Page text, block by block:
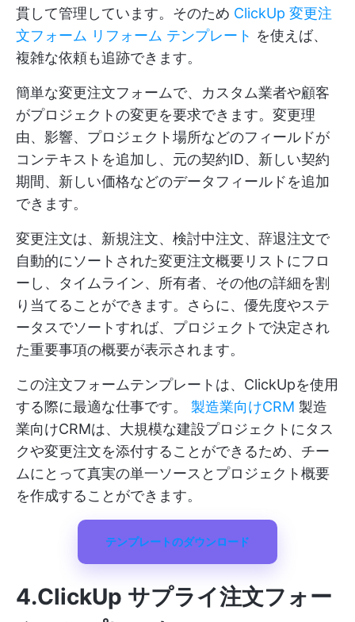
貫して管理しています。そのため ClickUp 変更注
文フォーム リフォーム テンプレート を使えば、
複雑な依頼も追跡できます。
簡単な変更注文フォームで、カスタム業者や顧客
がプロジェクトの変更を要求できます。変更理
由、影響、プロジェクト場所などのフィールドが
コンテキストを追加し、元の契約ID、新しい契約
期間、新しい価格などのデータフィールドを追加
できます。
変更注文は、新規注文、検討中注文、辞退注文で
自動的にソートされた変更注文概要リストにフロ
ーし、タイムライン、所有者、その他の詳細を割
り当てることができます。さらに、優先度やステ
ータスでソートすれば、プロジェクトで決定され
た重要事項の概要が表示されます。
この注文フォームテンプレートは、ClickUpを使用
する際に最適な仕事です。 製造業向けCRM 製造
業向けCRMは、大規模な建設プロジェクトにタス
クや変更注文を添付することができるため、チー
ムにとって真実の単一ソースとプロジェクト概要
を作成することができます。
テンプレートのダウンロード
4.ClickUp サプライ注文フォー